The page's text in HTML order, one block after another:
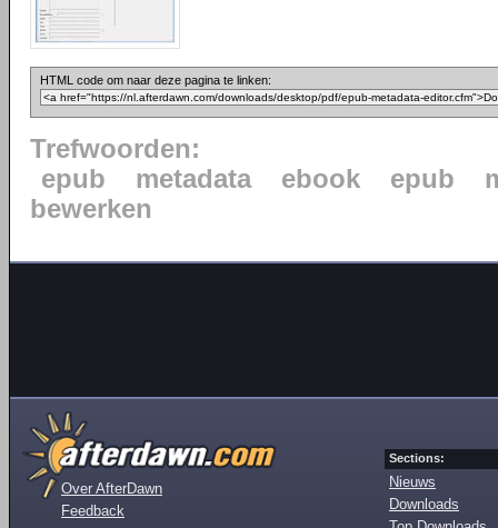
HTML code om naar deze pagina te linken:
Trefwoorden:
epub
metadata ebook epub
bewerken
Over AfterDawn
Feedback
Sections:
Nieuws
Downloads